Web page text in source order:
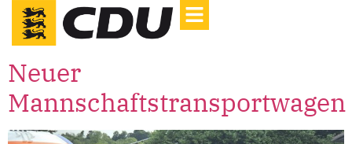
Neuer
Mannschaftstransportwagen